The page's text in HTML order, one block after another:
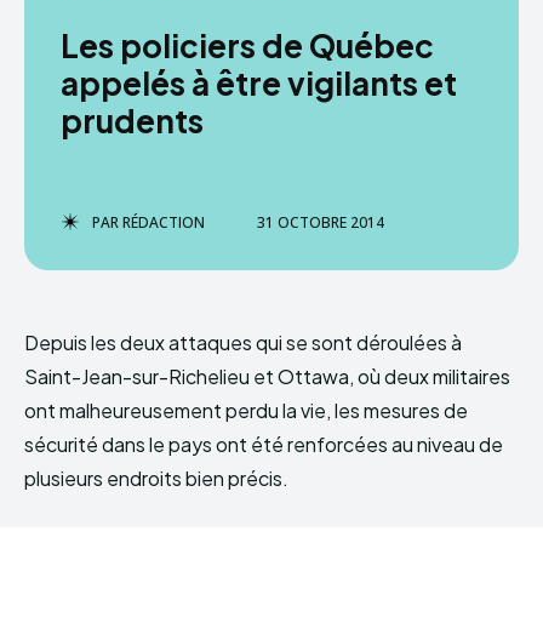
Les policiers de Québec
appelés à être vigilants et
prudents
PARRÉDACTION 31 OCTOBRE 2014
Depuis les deux attaques qui se sont déroulées à
Saint-Jean-sur-Richelieu et Ottawa, où deux militaires
ont malheureusement perdu la vie, les mesures de
sécurité dans le pays ont été renforcées au niveau de
plusieurs endroits bien précis.